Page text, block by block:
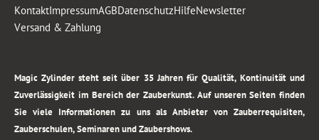
KontaktImpressumAGBDatenschutzHilfeNewsletter
Versand & Zahlung
Magic Zylinder steht seit über 35 Jahren für Qualität, Kontinuität und
Zuverlässigkeit im Bereich der Zauberkunst. Auf unseren Seiten finden
Sie viele Informationen zu uns als Anbieter von Zauberrequisiten,
Zauberschulen, Seminaren und Zaubershows.